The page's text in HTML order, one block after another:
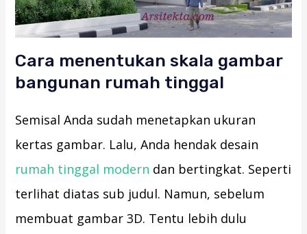
Cara menentukan skala gambar
bangunan rumah tinggal
Semisal Anda sudah menetapkan ukuran
kertas gambar. Lalu, Anda hendak desain
rumah tinggal modern dan bertingkat. Seperti
terlihat diatas sub judul. Namun, sebelum
membuat gambar 3D. Tentu lebih dulu